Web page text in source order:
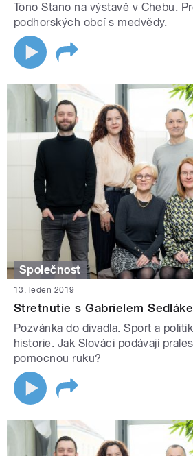
Tono Stano na výstavě v Chebu.
podhorských obcí s medvědy.
Společnost
13. leden 2019
Stretnutie s Gabrielem
Pozvánka do divadla. Sport a
historie. Jak Slováci podávají
pomocnou ruku?